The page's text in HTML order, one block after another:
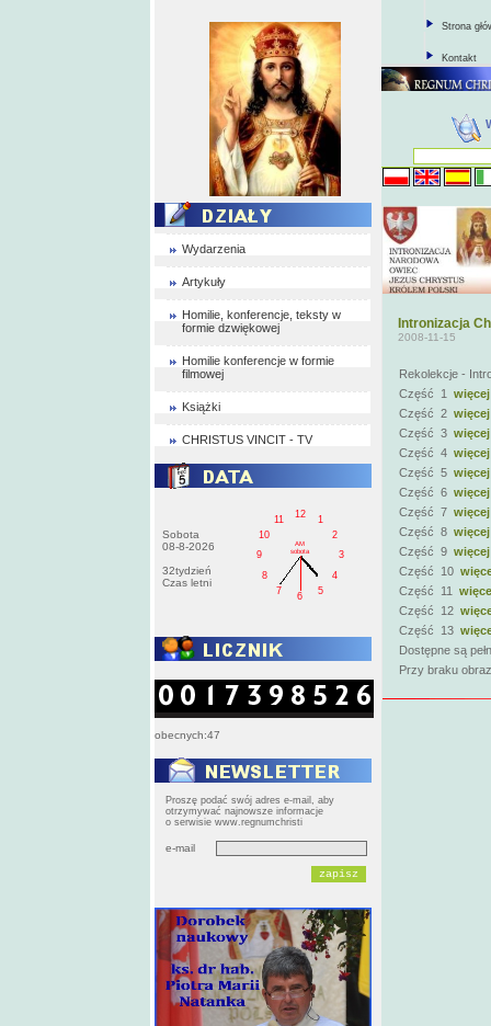
Wydarzenia
Artykuły
Homilie, konferencje, teksty w
formie dzwiękowej
Homilie konferencje w formie
filmowej
Książki
CHRISTUS VINCIT - TV
Sobota
08-8-2026
32tydzień
Czas letni
1
2
3
4
5
6
7
8
9
10
11
12
AM
sobota
obecnych:47
Proszę podać swój adres e-mail, aby
otrzymywać najnowsze informacje
o serwisie www.regnumchristi
e-mail
Strona
Kontakt
Intronizacja
2008-11-15
Rekolekcje -
Część 1 więcej
Część 2 więcej
Część 3 więcej
Część 4 więcej
Część 5 więcej
Część 6 więcej
Część 7 więcej
Część 8 więcej
Część 9 więcej
Część 10
Część 11
Część 12
Część 13
Dostępne są
Przy braku